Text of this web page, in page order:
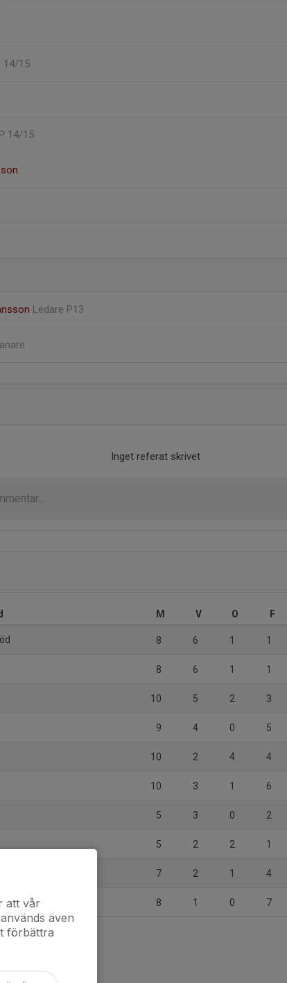
14/15
14/15
Ledare P13
Inget referat skrivet
M V O F
8 6 1 1
8 6 1 1
10 5 2 3
9 4 0 5
10 2 4 4
10 3 1 6
5 3 0 2
5 2 2 1
7 2 1 4
8 1 0 7
att vår
även
förbättra